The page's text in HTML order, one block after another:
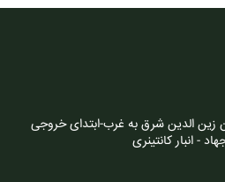
زین الدین شرق به غرب-ابتدای خروجی
- انبار کانتینری